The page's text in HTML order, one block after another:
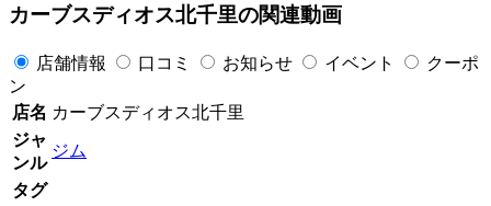
カーブスディオス北千里の関連動画
店舗情報 口コミ お知らせ イベント
クーポ
ン
店名 カーブスディオス北千里
ジャ
ンル
ジム
タグ